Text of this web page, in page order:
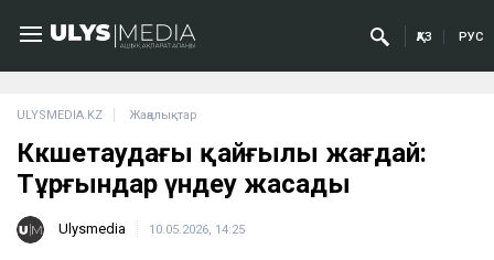
ҚАЗ РУС
ULYSMEDIA.KZ Жаңалықтар
Көкшетаудағы қайғылы жағдай:
Тұрғындар үндеу жасады
Ulysmedia 10.05.2026, 14:25